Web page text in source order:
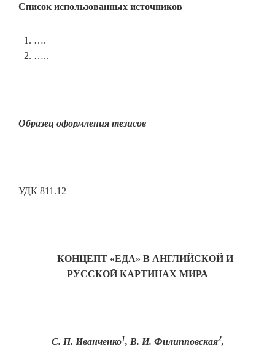
Список использованных источников
….
…..
Образец оформления тезисов
УДК 811.12
КОНЦЕПТ «ЕДА» В АНГЛИЙСКОЙ И
РУССКОЙ КАРТИНАХ МИРА
С. П. Иванченко1, В. И. Филипповская2,